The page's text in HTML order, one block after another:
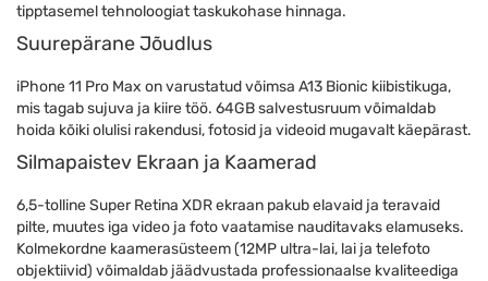
tipptasemel tehnoloogiat taskukohase hinnaga.
Suurepärane Jõudlus
iPhone 11 Pro Max on varustatud võimsa A13 Bionic kiibistikuga,
mis tagab sujuva ja kiire töö. 64GB salvestusruum võimaldab
hoida kõiki olulisi rakendusi, fotosid ja videoid mugavalt käepärast.
Silmapaistev Ekraan ja Kaamerad
6,5-tolline Super Retina XDR ekraan pakub elavaid ja teravaid
pilte, muutes iga video ja foto vaatamise nauditavaks elamuseks.
Kolmekordne kaamerasüsteem (12MP ultra-lai, lai ja telefoto
objektiivid) võimaldab jäädvustada professionaalse kvaliteediga